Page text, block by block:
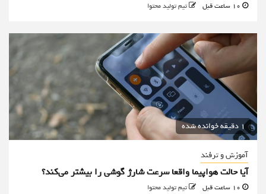
تیم تولید محتوا
1 دقیقه خوانده شده
آموزش و ترفند
آیا حالت هواپیما واقعا سرعت شارژ گوشی را بیشتر می‌کند؟
تیم تولید محتوا